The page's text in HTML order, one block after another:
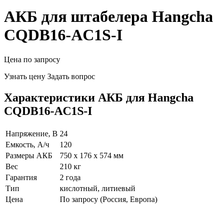
АКБ для штабелера Hangcha
CQDB16-AC1S-I
Цена по запросу
Узнать цену Задать вопрос
Характеристики АКБ для Hangcha
CQDB16-AC1S-I
Напряжение, В 24
Емкость, А/ч
120
Размеры АКБ
750 x 176 x 574 мм
Вес
210 кг
Гарантия
2 года
Тип
кислотный, литиевый
Цена
По запросу (Россия, Европа)